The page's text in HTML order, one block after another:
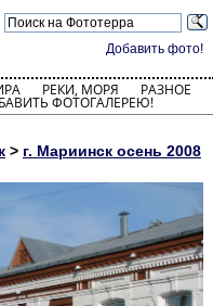
Добавить фото!
РЕКИ, МОРЯ РАЗНОЕ
ФОТОГАЛЕРЕЮ!
> г. Мариинск осень 2008